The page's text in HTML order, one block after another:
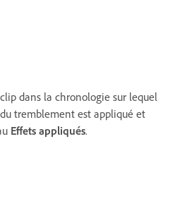
dans la chronologie sur lequel
tremblement est appliqué et
Effets appliqués.